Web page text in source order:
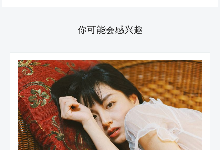
你可能会感兴趣